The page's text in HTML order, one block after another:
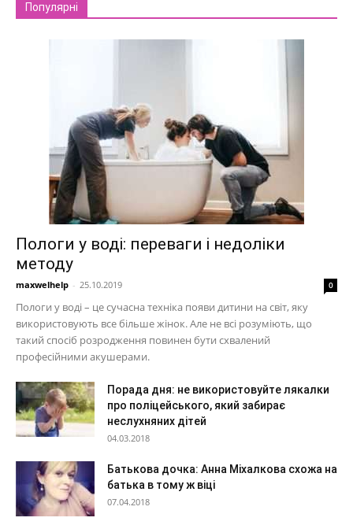
Популярні
Пологи у воді: переваги і недоліки
методу
maxwelhelp - 25.10.2019 0
Пологи у воді – це сучасна техніка появи дитини на світ, яку
використовують все більше жінок. Але не всі розуміють, що
такий спосіб розродження повинен бути схвалений
професійними акушерами.
Порада дня: не використовуйте лякалки
про поліцейського, який забирає
неслухняних дітей
04.03.2018
Батькова дочка: Анна Міхалкова схожа на
батька в тому ж віці
07.04.2018